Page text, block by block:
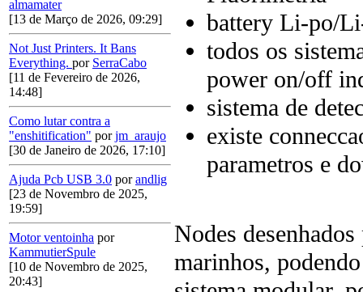
almamater
[13 de Março de 2026, 09:29]
Not Just Printers. It Bans
Everything. por SerraCabo
[11 de Fevereiro de 2026,
14:48]
Como lutar contra a
"enshitification" porjm_araujo
[30 de Janeiro de 2026, 17:10]
Ajuda Pcb USB 3.0 porandlig
[23 de Novembro de 2025,
19:59]
Motor ventoinha por
KammutierSpule
[10 de Novembro de 2025,
20:43]
battery Li-po/
todos os
power on/off
sistema de
existe
parametros e
Nodes
marinhos,